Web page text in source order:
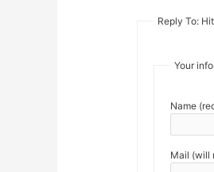
Reply To:
Your
Name
Mail (will